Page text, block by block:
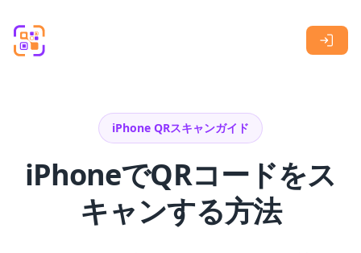
iPhone QRスキャンガイド
iPhoneでQRコードをス
キャンする方法